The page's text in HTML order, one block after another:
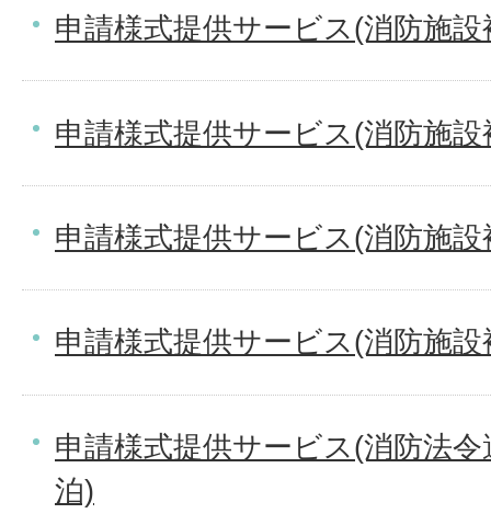
申請様式提供サービス(消防施
申請様式提供サービス(消防施
申請様式提供サービス(消防施
申請様式提供サービス(消防施
申請様式提供サービス(消防法
泊)